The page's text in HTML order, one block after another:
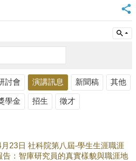
討會 演講訊息 新聞稿 其他
學金 招生 徵才
月23日 社科院第八屆-學生生涯職涯
：智庫研究員的真實樣貌與職涯地